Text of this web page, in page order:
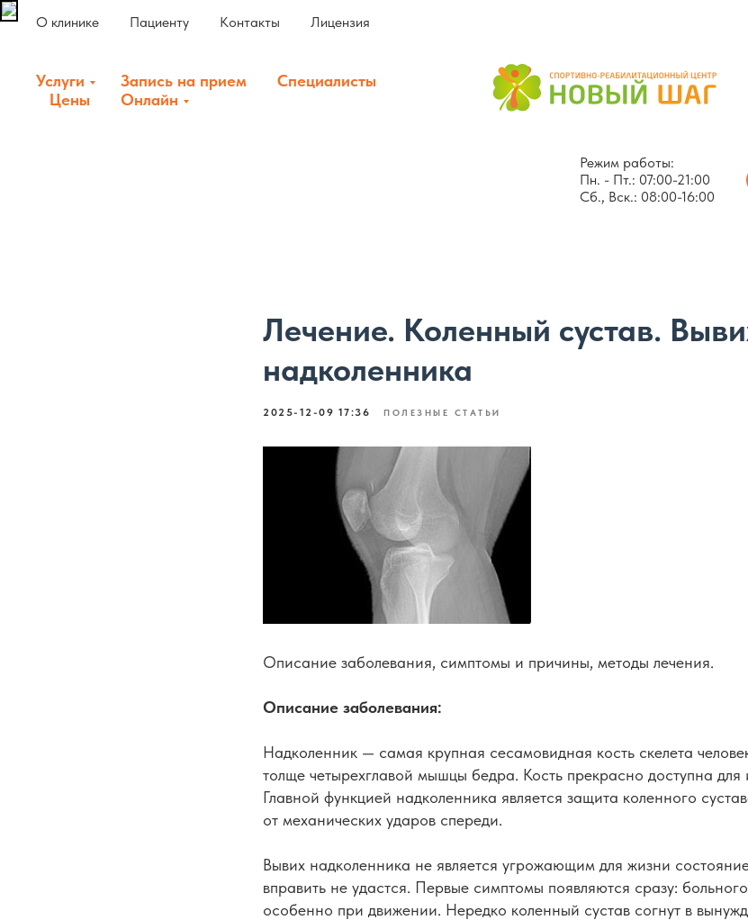
О клинике Пациенту Контакты Лицензия
Услуги Запись на прием
Специалисты
Цены
Онлайн
Режим работы:
Пн. - Пт.: 07:00-21:00
Сб., Вск.: 08:00-16:00
Лечение. Коленный сустав.
надколенника
2025-12-09 17:36 ПОЛЕЗНЫЕ СТАТЬИ
Описание заболевания, симптомы и причины, методы лечения.
Описание заболевания:
Надколенник — самая крупная сесамовидная кость скелета
толще четырехглавой мышцы бедра. Кость прекрасно доступна для
Главной функцией надколенника является защита коленного
от механических ударов спереди.
Вывих надколенника не является угрожающим для жизни
вправить не удастся. Первые симптомы появляются сразу:
особенно при движении. Нередко коленный сустав согнут в